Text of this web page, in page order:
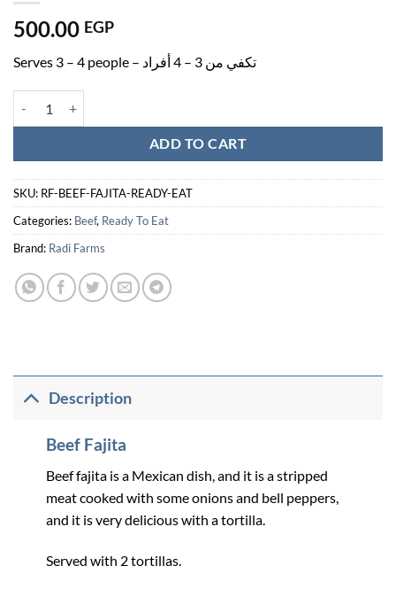
500.00 EGP
Serves 3 – 4 people – تكفي من 3 – 4 أفراد
ADD TO CART
SKU: RF-BEEF-FAJITA-READY-EAT
Categories: Beef, Ready To Eat
Brand: Radi Farms
Description
Beef Fajita
Beef fajita is a Mexican dish, and it is a stripped
meat cooked with some onions and bell peppers,
and it is very delicious with a tortilla.
Served with 2 tortillas.